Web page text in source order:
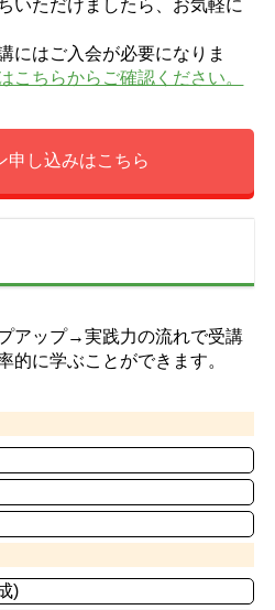
いただけましたら、お気軽に
にはご入会が必要になりま
こちらからご確認ください。
申し込みはこちら
アップ→実践力の流れで受講
的に学ぶことができます。
)